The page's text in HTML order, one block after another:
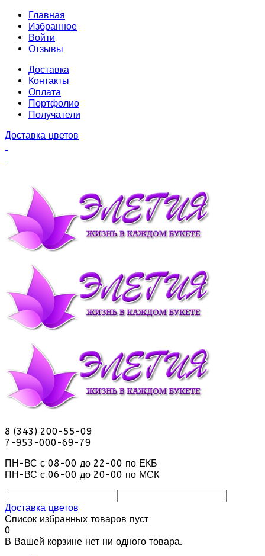
Главная
Избранное
Войти
Отзывы
Доставка
Контакты
Оплата
Портфолио
Получатели
Доставка цветов
8 (343) 200-55-09
7-953-000-69-79
ПН-ВС с 08-00 до 22-00 по ЕКБ
ПН-ВС с 06-00 до 20-00 по МСК
Доставка цветов
Список избранных товаров пуст
0
В Вашей корзине нет ни одного товара.